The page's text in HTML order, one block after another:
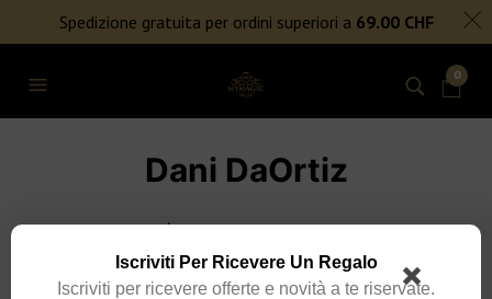
SPEDIZIONE GRATUITA PER ORDINI SUPERIORI A 69€
NIENTE DAZI DOGANALI
0
Dani DaOrtiz
Spedizione gratuita per ordini superiori a 69.00 CHF
Iscriviti Per Ricevere Un Regalo
Iscriviti per ricevere offerte e novità a te riservate.